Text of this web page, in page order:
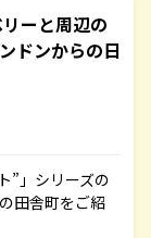
ーと周辺の
ドンからの日
”」シリーズの
田舎町をご紹